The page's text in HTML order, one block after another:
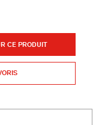
CE PRODUIT